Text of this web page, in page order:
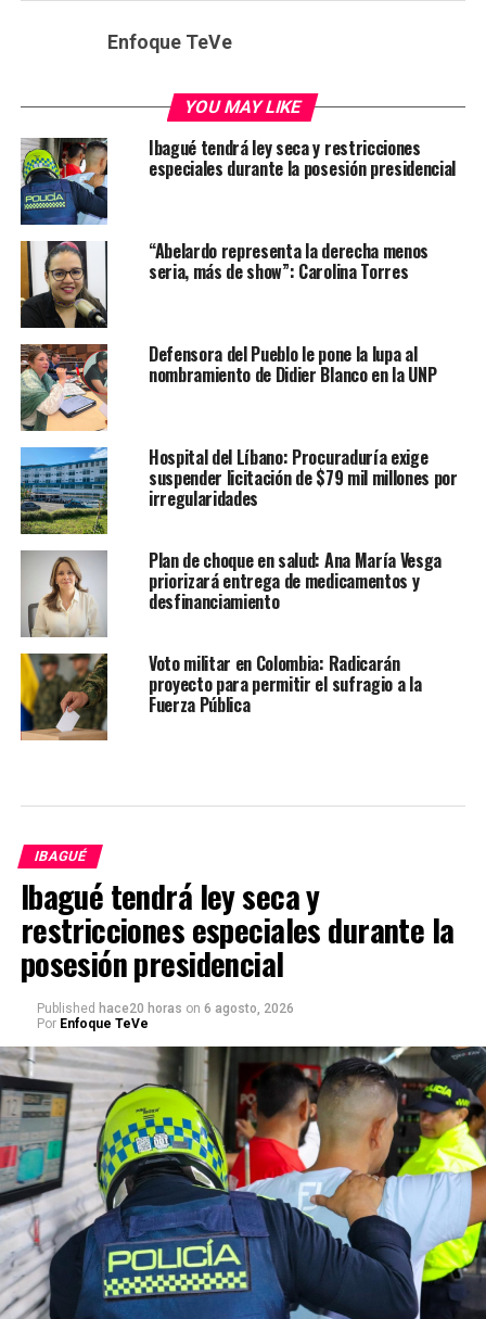
Enfoque TeVe
YOU MAY LIKE
Ibagué tendrá ley seca y restricciones
especiales durante la posesión presidencial
“Abelardo representa la derecha menos
seria, más de show”: Carolina Torres
Defensora del Pueblo le pone la lupa al
nombramiento de Didier Blanco en la UNP
Hospital del Líbano: Procuraduría exige
suspender licitación de $79 mil millones por
irregularidades
Plan de choque en salud: Ana María Vesga
priorizará entrega de medicamentos y
desfinanciamiento
Voto militar en Colombia: Radicarán
proyecto para permitir el sufragio a la
Fuerza Pública
IBAGUÉ
Ibagué tendrá ley seca y
restricciones especiales durante la
posesión presidencial
Published hace20 horas on 6 agosto, 2026
Por Enfoque TeVe